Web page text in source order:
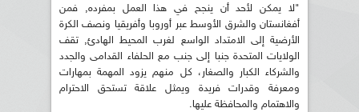
"لا يمكن لأحد أن ينجح في هذا العمل بمفرده, فمن
أفغانستان والشرق الأوسط عبر أوروبا وأفريقيا ونصف الكرة
الأرضية إلى الامتداد الواسع لغرب المحيط الهادئ, تقف
الولايات المتحدة جنبا إلى جنب مع الحلفاء القدامى والجدد
والشركاء الكبار والصغار، كل منهم يزود المهمة بمهارات
ومعرفة وقدرات فريدة ويمثل علاقة تستحق الاحترام
والاهتمام والمحافظة عليها.